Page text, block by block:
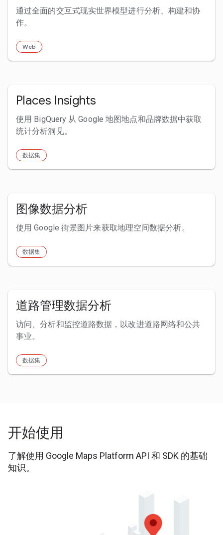
通过全面的交互式现实世界模型进行分析、构建和协
作。
Web
Places Insights
使用 BigQuery 从 Google 地图地点和品牌数据中获取
统计分析洞见。
数据集
图像数据分析
使用 Google 街景图片来获取地理空间数据分析。
数据集
道路管理数据分析
访问、分析和监控道路数据，以改进道路网络和公共
事业。
数据集
开始使用
了解使用 Google Maps Platform API 和 SDK 的基础
知识。